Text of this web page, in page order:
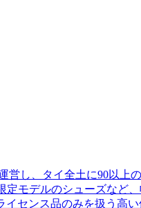
営し、タイ全土に90以上
モデルのシューズなど
センス品のみを扱う高い